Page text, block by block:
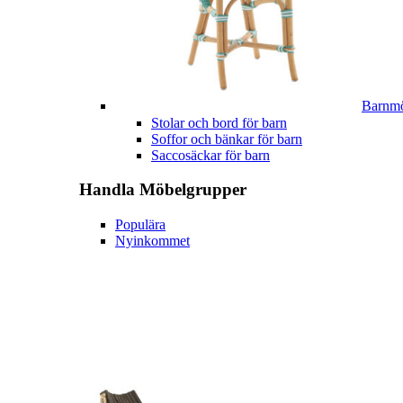
Stolar och bord för barn
Soffor och bänkar för barn
Saccosäckar för barn
Handla Möbelgrupper
Populära
Nyinkommet